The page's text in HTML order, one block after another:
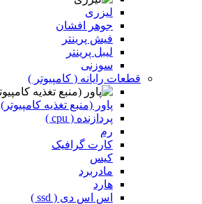
لیزری
جوهر افشان
فیش پرینتر
لیبل پرینتر
سوزنی
قطعات رایانه ( کامپیوتر )
پاور (منبع تغذیه کامپیوتر)
پردازنده ( cpu )
رم
کارت گرافیک
کیس
مادربرد
هارد
اس اس دی ( ssd )